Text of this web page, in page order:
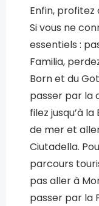
Enfin,
Si vous ne
essentiels :
Familia,
Born et du
passer par la
filez jusqu’à
de mer et
Ciutadella.
parcours
pas aller à
passer par la